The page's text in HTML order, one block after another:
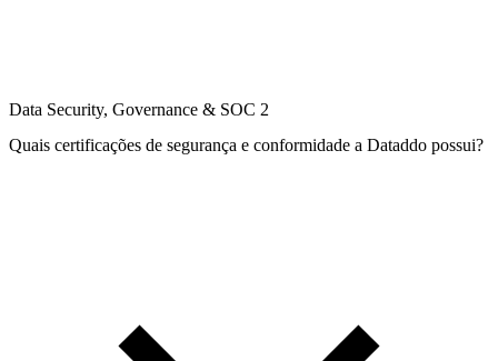
Data Security, Governance & SOC 2
Quais certificações de segurança e conformidade a Dataddo possui?